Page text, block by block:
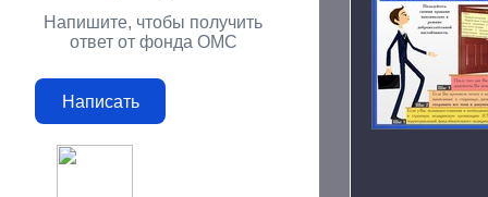
Напишите, чтобы получить
ответ от фонда ОМС
Написать